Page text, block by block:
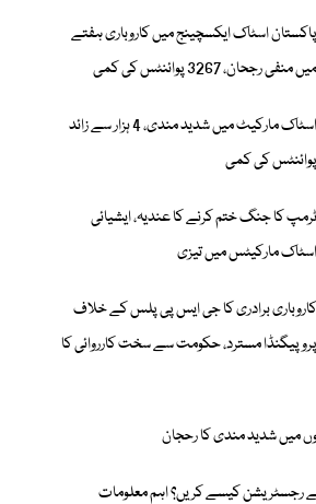
پاکستان اسٹاک ایکسچینج میں کاروباری ہفتے
میں منفی رجحان، 3267 پوائنٹس کی کمی
اسٹاک مارکیٹ میں شدید مندی، 4 ہزار سے زائد
پوائنٹس کی کمی
ٹرمپ کا جنگ ختم کرنے کا عندیہ، ایشیائی
اسٹاک مارکیٹس میں تیزی
کاروباری برادری کا جی ایس پی پلس کے خلاف
پروپیگنڈا مسترد، حکومت سے سخت کارروائی کا
میں شدید مندی کا رحجان
رجسٹریشن کیسے کریں؟ اہم معلومات